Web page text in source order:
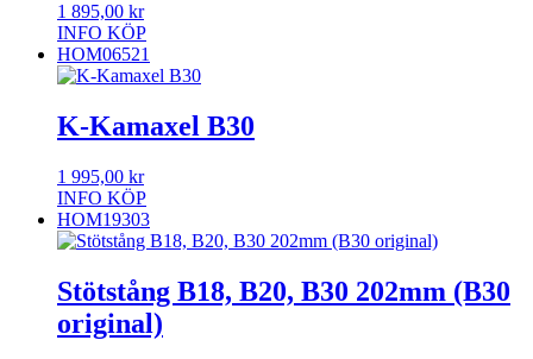
1 895,00 kr
INFO KÖP
HOM06521
K-Kamaxel B30
1 995,00 kr
INFO KÖP
HOM19303
Stötstång B18, B20, B30 202mm (B30
original)